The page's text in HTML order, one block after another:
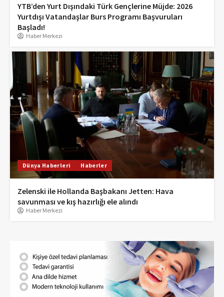
YTB’den Yurt Dışındaki Türk Gençlerine Müjde: 2026
Yurtdışı Vatandaşlar Burs Programı Başvuruları
Başladı!
Haber Merkezi
Dünya Haberleri Haberler
Zelenski ile Hollanda Başbakanı Jetten: Hava
savunması ve kış hazırlığı ele alındı
Haber Merkezi